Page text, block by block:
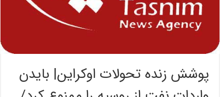
پوشش زنده تحولات اوکراین| بایدن